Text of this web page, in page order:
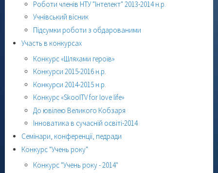
Роботи членів НТУ "Інтелект" 2013-2014 н.р.
Учнівський вісник
Підсумки роботи з обдарованими
Участь в конкурсах
Конкурс «Шляхами героїв»
Конкурси 2015-2016 н.р.
Конкурси 2014-2015 н.р.
Конкурс «SkoolTV for love life»
До ювілею Великого Кобзаря
Інноватика в сучасній освіті-2014
Семінари, конференції, педради
Конкурс "Учень року"
Конкурс "Учень року - 2014"